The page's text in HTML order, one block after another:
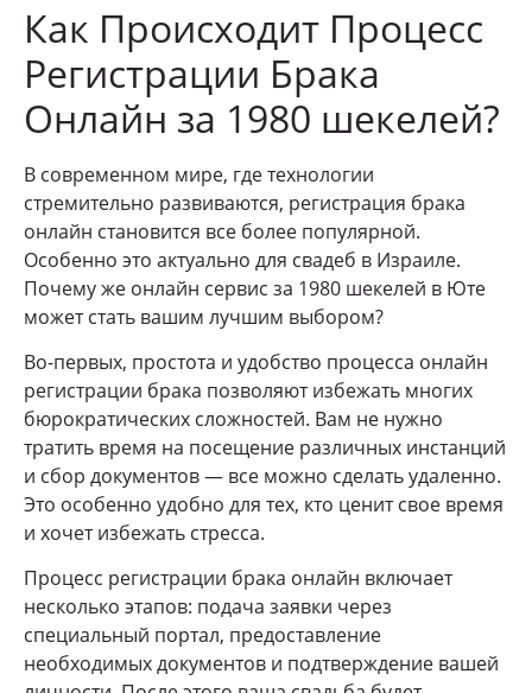
Как Происходит Процесс
Регистрации Брака
Онлайн за 1980 шекелей?
В современном мире, где технологии
стремительно развиваются, регистрация брака
онлайн становится все более популярной.
Особенно это актуально для свадеб в Израиле.
Почему же онлайн сервис за 1980 шекелей в Юте
может стать вашим лучшим выбором?
Во-первых, простота и удобство процесса онлайн
регистрации брака позволяют избежать многих
бюрократических сложностей. Вам не нужно
тратить время на посещение различных инстанций
и сбор документов — все можно сделать удаленно.
Это особенно удобно для тех, кто ценит свое время
и хочет избежать стресса.
Процесс регистрации брака онлайн включает
несколько этапов: подача заявки через
специальный портал, предоставление
необходимых документов и подтверждение вашей